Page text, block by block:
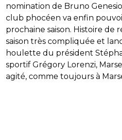
nomination de Bruno
club phocéen va enfin
prochaine saison. Histoire
saison très compliquée et
houlette du président
sportif Grégory Lorenzi,
agité, comme toujours à